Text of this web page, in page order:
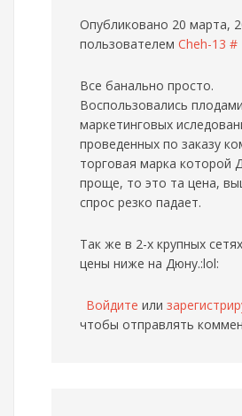
Опубликовано 20 марта,
пользователем Cheh-13 #
Все банально просто.
Воспользовались плодами
маркетинговых
проведенных по заказу
торговая марка которой
проще, то это та цена,
спрос резко падает.
Так же в 2-х крупных
цены ниже на Дюну.:lol:
Войдите или
чтобы отправлять